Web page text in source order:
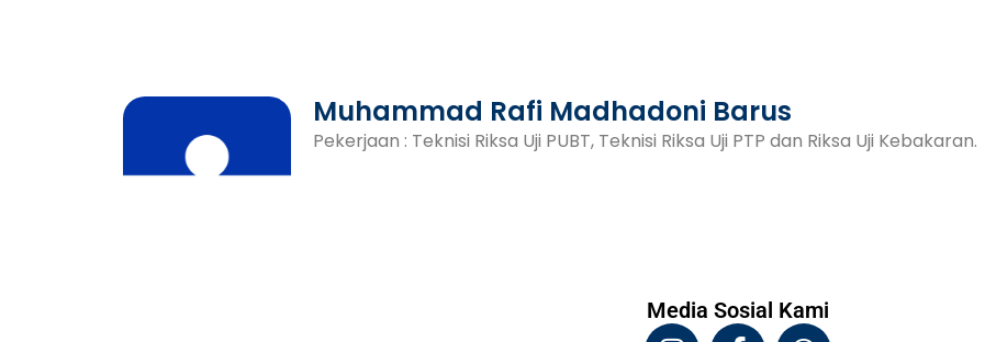
Muhammad Rafi Madhadoni Barus
Pekerjaan : Teknisi Riksa Uji PUBT, Teknisi Riksa Uji PTP dan Riksa Uji Kebakaran.
Media Sosial Kami
I F W